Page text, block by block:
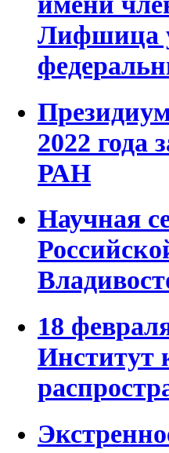
Лифшица
2022 года
РАН
Научная
18
Институт